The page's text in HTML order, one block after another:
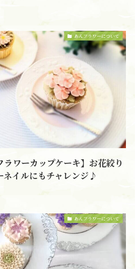
あんフラワーについて
ラワーカップケーキ】お花絞り
ネイルにもチャレンジ♪
あんフラワーについて